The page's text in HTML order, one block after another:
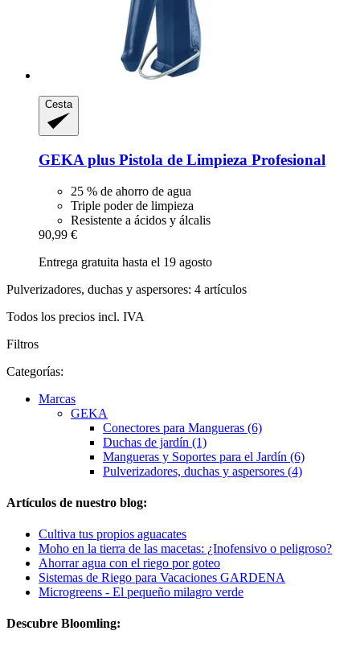
Cesta
GEKA plus Pistola de Limpieza Profesional
25 % de ahorro de agua
Triple poder de limpieza
Resistente a ácidos y álcalis
90,99 €
Entrega gratuita hasta el 19 agosto
Pulverizadores, duchas y aspersores: 4 artículos
Todos los precios incl. IVA
Filtros
Categorías:
Marcas
GEKA
Conectores para Mangueras (6)
Duchas de jardín (1)
Mangueras y Soportes para el Jardín (6)
Pulverizadores, duchas y aspersores (4)
Artículos de nuestro blog:
Cultiva tus propios aguacates
Moho en la tierra de las macetas: ¿Inofensivo o peligroso?
Ahorrar agua con el riego por goteo
Sistemas de Riego para Vacaciones GARDENA
Microgreens - El pequeño milagro verde
Descubre Bloomling: